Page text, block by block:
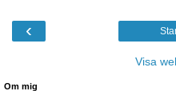
‹
Visa
Om mig